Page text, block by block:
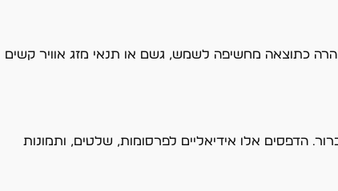
כתוצאה מחשיפה לשמש, גשם או תנאי מזג אוויר קשים
הדפסים אלו אידיאליים לפרסומות, שלטים, ותמונות